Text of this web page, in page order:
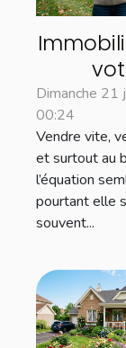
freinait
de
Dimanche 21
00:24
Vendre vite,
et surtout au
l’équation
pourtant elle
souvent...